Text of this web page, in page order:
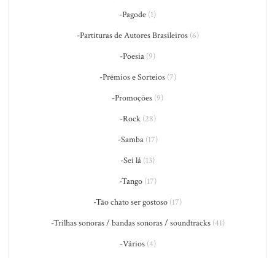
-Pagode (1)
-Partituras de Autores Brasileiros(6)
-Poesia (9)
-Prêmios e Sorteios(7)
-Promoções (9)
-Rock(28)
-Samba(17)
-Sei lá (13)
-Tango(17)
-Tão chato ser gostoso (17)
-Trilhas sonoras / bandas sonoras / soundtracks(41)
-Vários(4)